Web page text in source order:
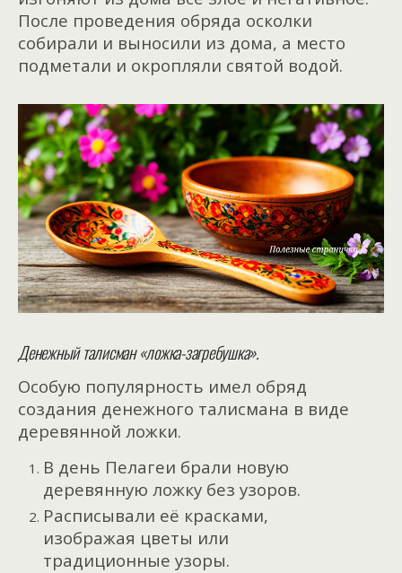
После проведения обряда осколки
собирали и выносили из дома, а место
подметали и окропляли святой водой.
Денежный талисман «ложка-загребушка».
Особую популярность имел обряд
создания денежного талисмана в виде
деревянной ложки.
В день Пелагеи брали новую
деревянную ложку без узоров.
Расписывали её красками,
изображая цветы или
традиционные узоры.